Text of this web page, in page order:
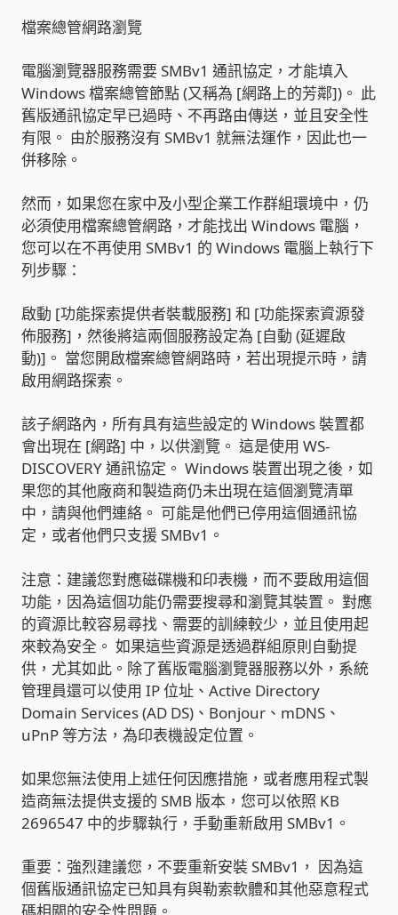
遠距教學、在家辦公
USB隨插即用視訊攝影機
電腦 工具 軟體 手冊
OpenMediaVault OMV
NAS到府安裝服務
DAS 直連式附加存儲
出租套房出租 網路維護管理 房東免煩惱
WIFI Wi-Fi 無線熱點 無線網路
網路硬體設備
居易科技DrayTek/裕笠科技Ublink
印表列印伺服器
虛擬機 Virtual machine VirtualBox Hyper-V
VMware
網路 到府檢測 連線設定
TP-Link TAIWAN(普聯技術)
檔案總管網路瀏覽
電腦瀏覽器服務需要 SMBv1 通訊協定，才能填入
Windows 檔案總管節點 (又稱為 [網路上的芳鄰])。 此
舊版通訊協定早已過時、不再路由傳送，並且安全性
有限。 由於服務沒有 SMBv1 就無法運作，因此也一
併移除。
然而，如果您在家中及小型企業工作群組環境中，仍
必須使用檔案總管網路，才能找出 Windows 電腦，
您可以在不再使用 SMBv1 的 Windows 電腦上執行下
列步驟：
啟動 [功能探索提供者裝載服務] 和 [功能探索資源發
佈服務]，然後將這兩個服務設定為 [自動 (延遲啟
動)]。 當您開啟檔案總管網路時，若出現提示時，請
啟用網路探索。
該子網路內，所有具有這些設定的 Windows 裝置都
會出現在 [網路] 中，以供瀏覽。 這是使用 WS-
DISCOVERY 通訊協定。 Windows 裝置出現之後，如
果您的其他廠商和製造商仍未出現在這個瀏覽清單
中，請與他們連絡。 可能是他們已停用這個通訊協
定，或者他們只支援 SMBv1。
注意：建議您對應磁碟機和印表機，而不要啟用這個
功能，因為這個功能仍需要搜尋和瀏覽其裝置。 對應
的資源比較容易尋找、需要的訓練較少，並且使用起
來較為安全。 如果這些資源是透過群組原則自動提
供，尤其如此。除了舊版電腦瀏覽器服務以外，系統
管理員還可以使用 IP 位址、Active Directory
Domain Services (AD DS)、Bonjour、mDNS、
uPnP 等方法，為印表機設定位置。
如果您無法使用上述任何因應措施，或者應用程式製
造商無法提供支援的 SMB 版本，您可以依照 KB
2696547 中的步驟執行，手動重新啟用 SMBv1。
重要：強烈建議您，不要重新安裝 SMBv1， 因為這
個舊版通訊協定已知具有與勒索軟體和其他惡意程式
碼相關的安全性問題。